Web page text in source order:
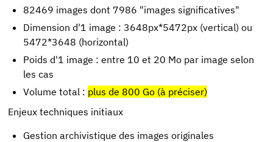
82469 images dont 7986 "images significatives"
Dimension d'1 image : 3648px*5472px (vertical) ou
5472*3648 (horizontal)
Poids d'1 image : entre 10 et 20 Mo par image selon
les cas
Volume total : plus de 800 Go (à préciser)
Enjeux techniques initiaux
Gestion archivistique des images originales